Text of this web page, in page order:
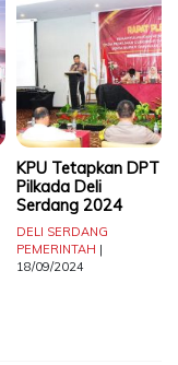
KPU Tetapkan DPT
Pilkada Deli
Serdang 2024
DELI SERDANG
PEMERINTAH |
18/09/2024